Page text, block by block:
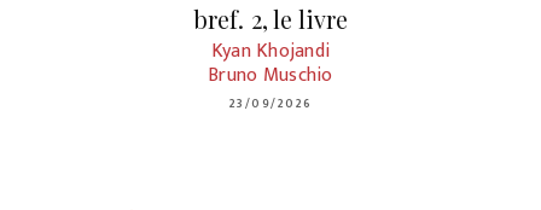
bref. 2, le livre
Kyan Khojandi
Bruno Muschio
23/09/2026